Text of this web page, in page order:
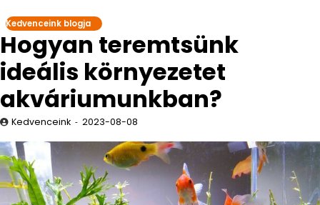
Kedvenceink blogja
Hogyan teremtsünk
ideális környezetet
akváriumunkban?
Kedvenceink 2023-08-08